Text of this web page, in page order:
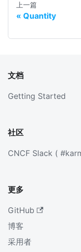
上一篇
Quantity
文档
Getting Started
社区
CNCF Slack (
更多
GitHub
博客
采用者